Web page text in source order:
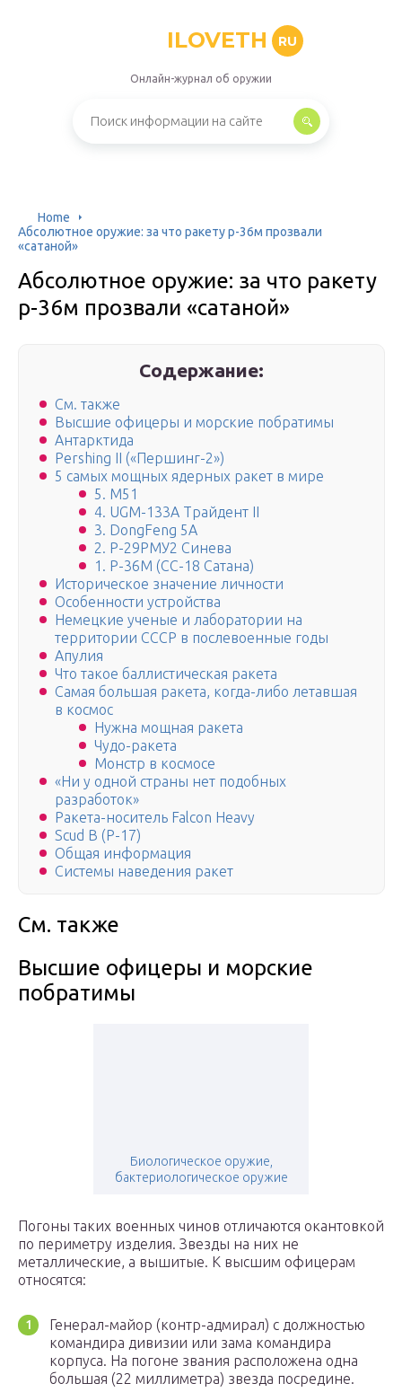
ILOVETH RU
Онлайн-журнал об оружии
Home
Абсолютное оружие: за что ракету р-36м прозвали
«сатаной»
Абсолютное оружие: за что ракету
р-36м прозвали «сатаной»
Содержание:
См. также
Высшие офицеры и морские побратимы
Антарктида
Pershing II («Першинг-2»)
5 самых мощных ядерных ракет в мире
5. М51
4. UGM-133A Трайдент II
3. DongFeng 5A
2. Р-29РМУ2 Синева
1. P-36M (СС-18 Сатана)
Историческое значение личности
Особенности устройства
Немецкие ученые и лаборатории на
территории СССР в послевоенные годы
Апулия
Что такое баллистическая ракета
Самая большая ракета, когда-либо летавшая
в космос
Нужна мощная ракета
Чудо-ракета
Монстр в космосе
«Ни у одной страны нет подобных
разработок»
Ракета-носитель Falcon Heavy
Scud B (Р-17)
Общая информация
Системы наведения ракет
См. также
Высшие офицеры и морские
побратимы
Биологическое оружие,
бактериологическое оружие
Погоны таких военных чинов отличаются окантовкой
по периметру изделия. Звезды на них не
металлические, а вышитые. К высшим офицерам
относятся:
Генерал-майор (контр-адмирал) с должностью
командира дивизии или зама командира
корпуса. На погоне звания расположена одна
большая (22 миллиметра) звезда посредине.